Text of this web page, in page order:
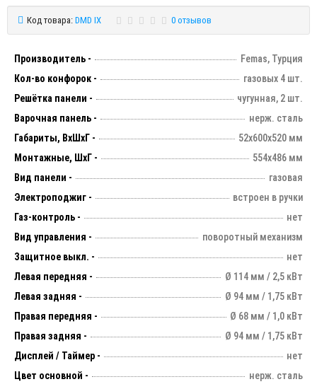
Код товара: DMD IX 0 отзывов
Производитель -
Femas, Турция
Кол-во конфорок -
газовых 4 шт.
Решётка панели -
чугунная, 2 шт.
Варочная панель -
нерж. сталь
Габариты, ВхШхГ -
52х600х520 мм
Монтажные, ШхГ -
554х486 мм
Вид панели -
газовая
Электроподжиг -
встроен в ручки
Газ-контроль -
нет
Вид управления -
поворотный механизм
Защитное выкл. -
нет
Левая передняя -
Ø 114 мм / 2,5 кВт
Левая задняя -
Ø 94 мм / 1,75 кВт
Правая передняя -
Ø 68 мм / 1,0 кВт
Правая задняя -
Ø 94 мм / 1,75 кВт
Дисплей / Таймер -
нет
Цвет основной -
нерж. сталь